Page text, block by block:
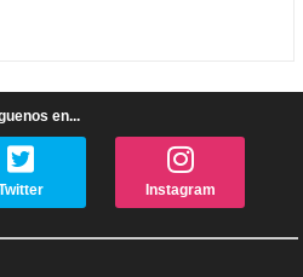
en...
Instagram